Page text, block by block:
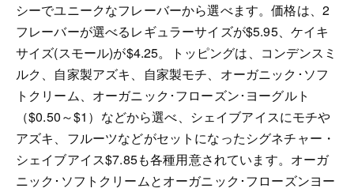
シーでユニークなフレーバーから選べます。価格は、2
フレーバーが選べるレギュラーサイズが$5.95、ケイキ
サイズ(スモール)が$4.25。トッピングは、コンデンスミ
ルク、自家製アズキ、自家製モチ、オーガニック･ソフ
トクリーム、オーガニック･フローズン･ヨーグルト
（$0.50～$1）などから選べ、シェイブアイスにモチや
アズキ、フルーツなどがセットになったシグネチャー・
シェイブアイス$7.85も各種用意されています。 オーガ
ニック･ソフトクリームとオーガニック･フローズンヨー